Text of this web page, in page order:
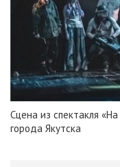
Сцена из спектакля
города Якутска